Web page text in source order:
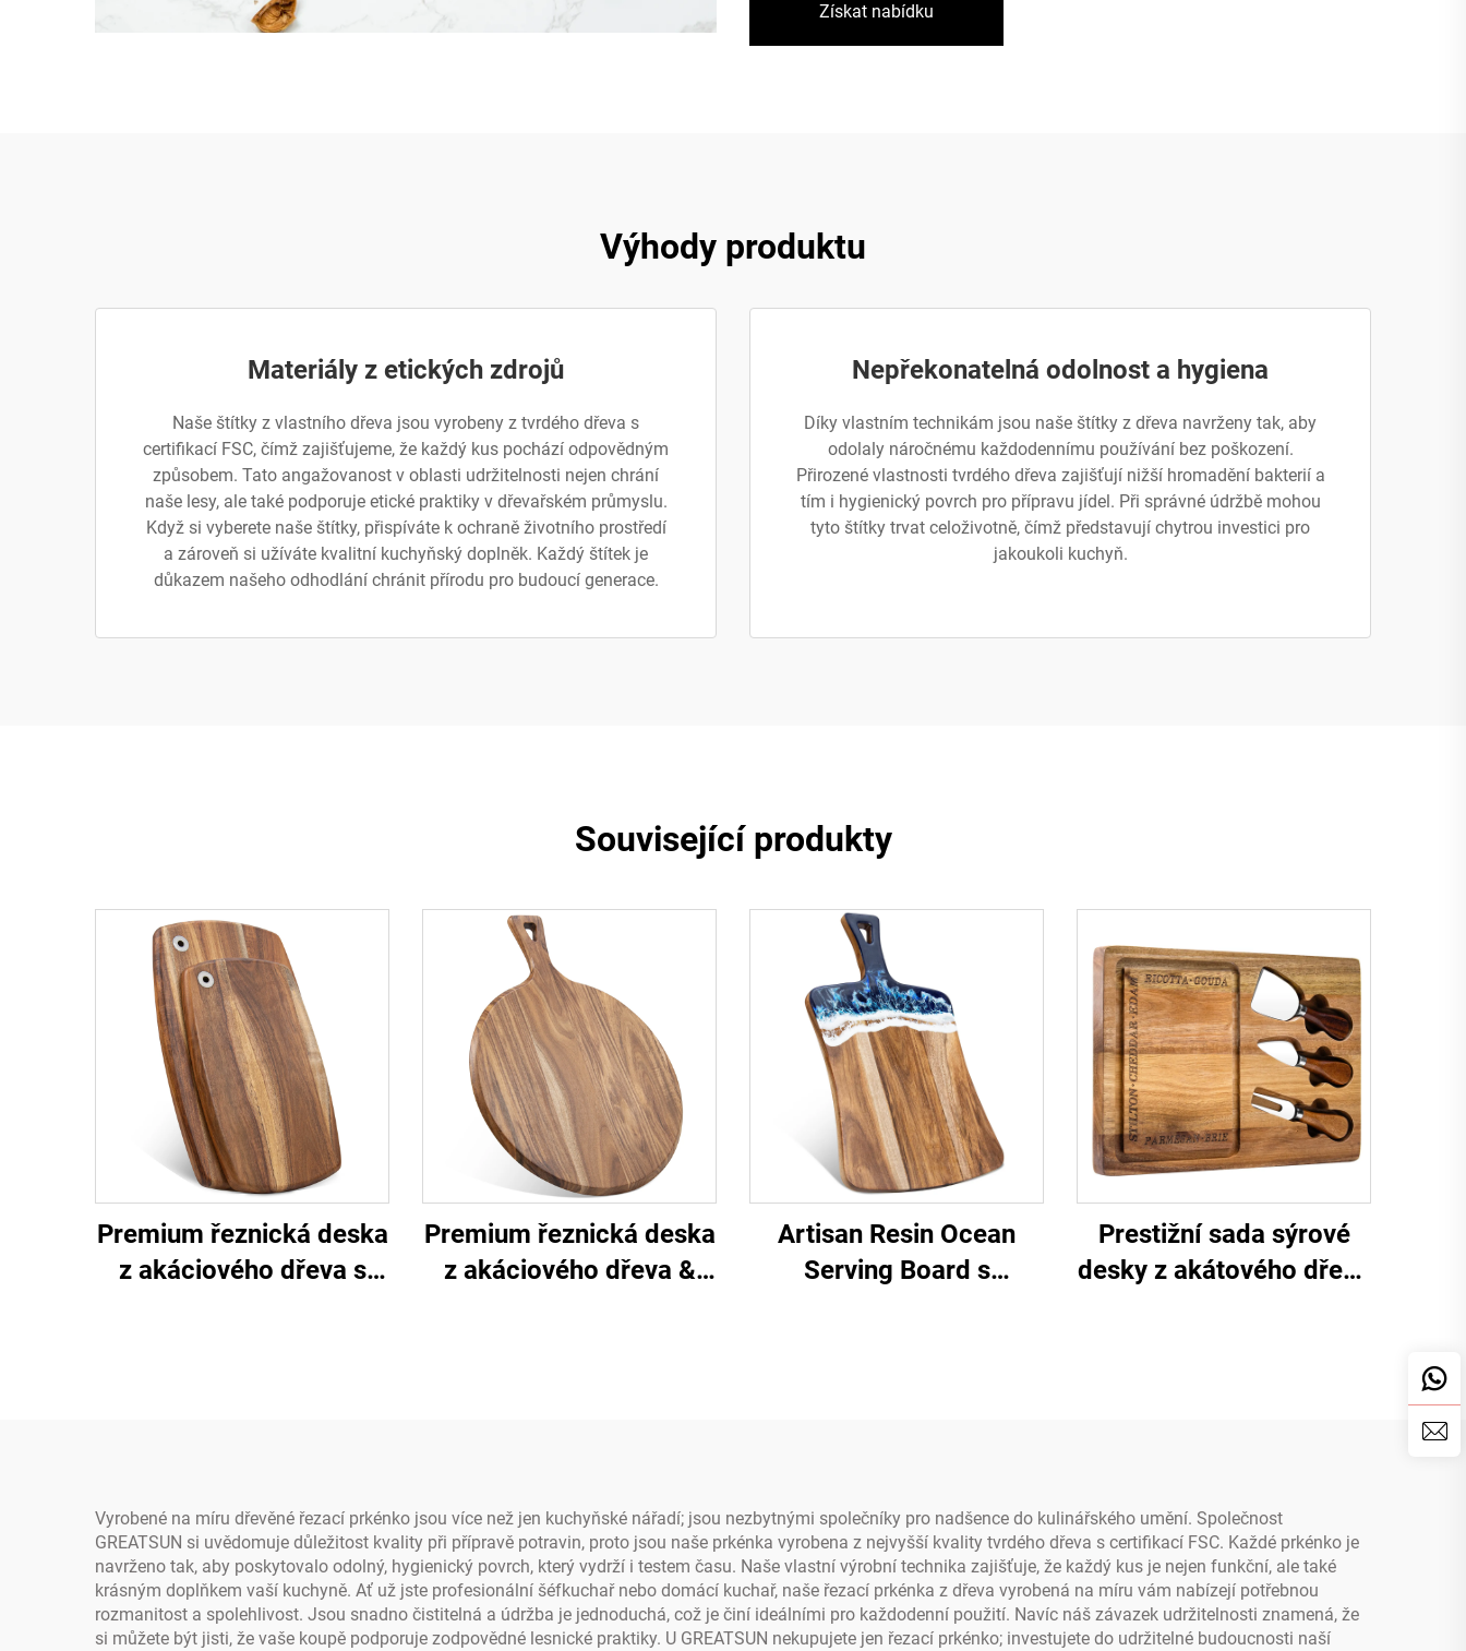
Získat nabídku
Výhody produktu
Materiály z etických zdrojů
Naše štítky z vlastního dřeva jsou vyrobeny z tvrdého dřeva s
certifikací FSC, čímž zajišťujeme, že každý kus pochází odpovědným
způsobem. Tato angažovanost v oblasti udržitelnosti nejen chrání
naše lesy, ale také podporuje etické praktiky v dřevařském průmyslu.
Když si vyberete naše štítky, přispíváte k ochraně životního prostředí
a zároveň si užíváte kvalitní kuchyňský doplněk. Každý štítek je
důkazem našeho odhodlání chránit přírodu pro budoucí generace.
Nepřekonatelná odolnost a hygiena
Díky vlastním technikám jsou naše štítky z dřeva navrženy tak, aby
odolaly náročnému každodennímu používání bez poškození.
Přirozené vlastnosti tvrdého dřeva zajišťují nižší hromadění bakterií a
tím i hygienický povrch pro přípravu jídel. Při správné údržbě mohou
tyto štítky trvat celoživotně, čímž představují chytrou investici pro
jakoukoli kuchyň.
Související produkty
Premium řeznická deska
z akáciového dřeva s
Premium řeznická deska
z akáciového dřeva &
Artisan Resin Ocean
Serving Board s
Prestižní sada sýrové
desky z akátového dřeva
Vyrobené na míru dřevěné řezací prkénko jsou více než jen kuchyňské nářadí; jsou nezbytnými společníky pro nadšence do kulinářského umění. Společnost
GREATSUN si uvědomuje důležitost kvality při přípravě potravin, proto jsou naše prkénka vyrobena z nejvyšší kvality tvrdého dřeva s certifikací FSC. Každé prkénko je
navrženo tak, aby poskytovalo odolný, hygienický povrch, který vydrží i testem času. Naše vlastní výrobní technika zajišťuje, že každý kus je nejen funkční, ale také
krásným doplňkem vaší kuchyně. Ať už jste profesionální šéfkuchař nebo domácí kuchař, naše řezací prkénka z dřeva vyrobená na míru vám nabízejí potřebnou
rozmanitost a spolehlivost. Jsou snadno čistitelná a údržba je jednoduchá, což je činí ideálními pro každodenní použití. Navíc náš závazek udržitelnosti znamená, že
si můžete být jisti, že vaše koupě podporuje zodpovědné lesnické praktiky. U GREATSUN nekupujete jen řezací prkénko; investujete do udržitelné budoucnosti naší